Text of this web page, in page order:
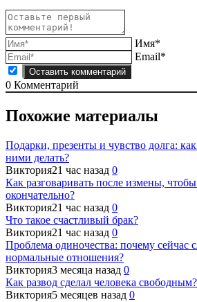
Имя*
Email*
0 Комментарий
Похожие материалы
Подарки, презенты и чувство долга:
ними делать?
Виктория21 час назад 0
Как разговаривать после измены,
окончательно?
Виктория21 час назад 0
Что такое счастливый брак?
Виктория21 час назад 0
Проблема одиночества: почему сейчас
нормальные отношения?
Виктория3 месяца назад 0
Как развод сделал человека свободным?
Виктория5 месяцев назад 0